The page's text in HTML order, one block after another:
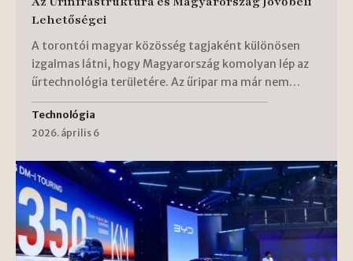
Lehetőségei
A torontói magyar közösség tagjaként különösen
izgalmas látni, hogy Magyarország komolyan lép az
űrtechnológia területére. Az űripar ma már nem…
Technológia
2026. április 6